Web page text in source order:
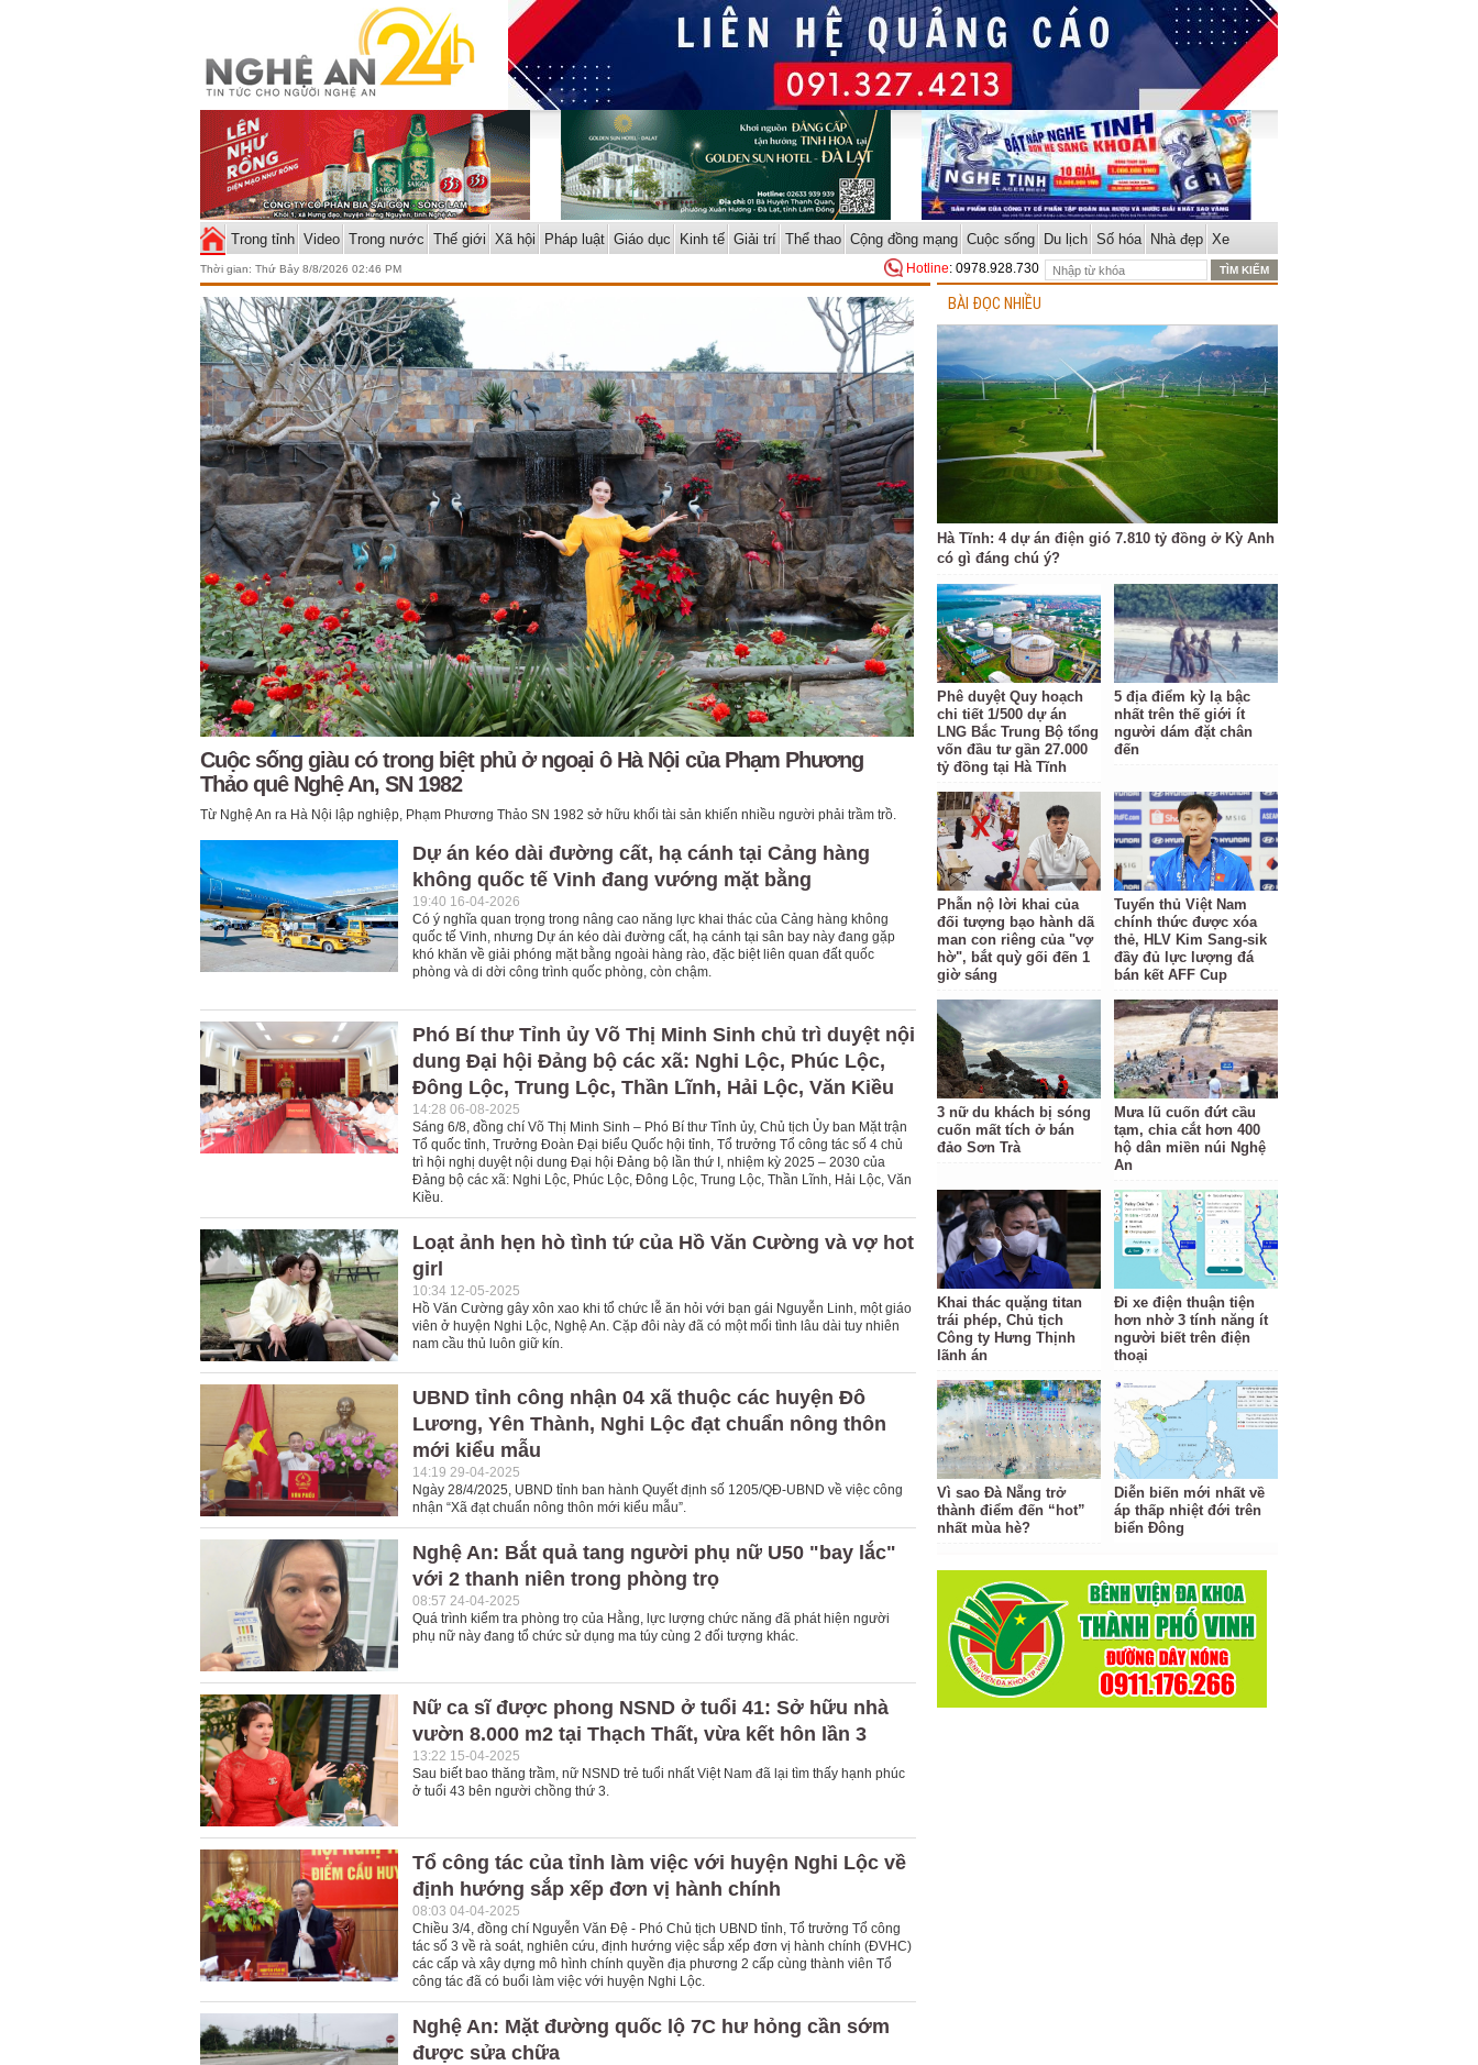
Trong tỉnh Video Trong nước Thế giới Xã hội Pháp luật Giáo dục Kinh tế Giải trí Thể thao Cộng đồng mạng Cuộc sống Du lịch Số hóa Nhà đẹp Xe
Thời gian: Thứ Bảy 8/8/2026 02:46 PM Hotline: 0978.928.730
Cuộc sống giàu có trong biệt phủ ở ngoại ô Hà Nội của Phạm Phương
Thảo quê Nghệ An, SN 1982
Từ Nghệ An ra Hà Nội lập nghiệp, Phạm Phương Thảo SN 1982 sở hữu khối tài sản khiến nhiều người phải trầm trồ.
Dự án kéo dài đường cất, hạ cánh tại Cảng hàng
không quốc tế Vinh đang vướng mặt bằng
19:40 16-04-2026
Có ý nghĩa quan trọng trong nâng cao năng lực khai thác của Cảng hàng không
quốc tế Vinh, nhưng Dự án kéo dài đường cất, hạ cánh tại sân bay này đang gặp
khó khăn về giải phóng mặt bằng ngoài hàng rào, đặc biệt liên quan đất quốc
phòng và di dời công trình quốc phòng, còn chậm.
Phó Bí thư Tỉnh ủy Võ Thị Minh Sinh chủ trì duyệt nội
dung Đại hội Đảng bộ các xã: Nghi Lộc, Phúc Lộc,
Đông Lộc, Trung Lộc, Thần Lĩnh, Hải Lộc, Văn Kiều
14:28 06-08-2025
Sáng 6/8, đồng chí Võ Thị Minh Sinh – Phó Bí thư Tỉnh ủy, Chủ tịch Ủy ban Mặt trận
Tổ quốc tỉnh, Trưởng Đoàn Đại biểu Quốc hội tỉnh, Tổ trưởng Tổ công tác số 4 chủ
trì hội nghị duyệt nội dung Đại hội Đảng bộ lần thứ I, nhiệm kỳ 2025 – 2030 của
Đảng bộ các xã: Nghi Lộc, Phúc Lộc, Đông Lộc, Trung Lộc, Thần Lĩnh, Hải Lộc, Văn
Kiều.
Loạt ảnh hẹn hò tình tứ của Hồ Văn Cường và vợ hot
girl
10:34 12-05-2025
Hồ Văn Cường gây xôn xao khi tổ chức lễ ăn hỏi với bạn gái Nguyễn Linh, một giáo
viên ở huyện Nghi Lộc, Nghệ An. Cặp đôi này đã có một mối tình lâu dài tuy nhiên
nam cầu thủ luôn giữ kín.
UBND tỉnh công nhận 04 xã thuộc các huyện Đô
Lương, Yên Thành, Nghi Lộc đạt chuẩn nông thôn
mới kiểu mẫu
14:19 29-04-2025
Ngày 28/4/2025, UBND tỉnh ban hành Quyết định số 1205/QĐ-UBND về việc công
nhận “Xã đạt chuẩn nông thôn mới kiểu mẫu”.
Nghệ An: Bắt quả tang người phụ nữ U50 "bay lắc"
với 2 thanh niên trong phòng trọ
08:57 24-04-2025
Quá trình kiểm tra phòng trọ của Hằng, lực lượng chức năng đã phát hiện người
phụ nữ này đang tổ chức sử dụng ma túy cùng 2 đối tượng khác.
Nữ ca sĩ được phong NSND ở tuổi 41: Sở hữu nhà
vườn 8.000 m2 tại Thạch Thất, vừa kết hôn lần 3
13:22 15-04-2025
Sau biết bao thăng trầm, nữ NSND trẻ tuổi nhất Việt Nam đã lại tìm thấy hạnh phúc
ở tuổi 43 bên người chồng thứ 3.
Tổ công tác của tỉnh làm việc với huyện Nghi Lộc về
định hướng sắp xếp đơn vị hành chính
08:03 04-04-2025
Chiều 3/4, đồng chí Nguyễn Văn Đệ - Phó Chủ tịch UBND tỉnh, Tổ trưởng Tổ công
tác số 3 về rà soát, nghiên cứu, định hướng việc sắp xếp đơn vị hành chính (ĐVHC)
các cấp và xây dựng mô hình chính quyền địa phương 2 cấp cùng thành viên Tổ
công tác đã có buổi làm việc với huyện Nghi Lộc.
Nghệ An: Mặt đường quốc lộ 7C hư hỏng cần sớm
được sửa chữa
BÀI ĐỌC NHIỀU
Hà Tĩnh: 4 dự án điện gió 7.810 tỷ đồng ở Kỳ Anh
có gì đáng chú ý?
Phê duyệt Quy hoạch
chi tiết 1/500 dự án
LNG Bắc Trung Bộ tổng
vốn đầu tư gần 27.000
tỷ đồng tại Hà Tĩnh
5 địa điểm kỳ lạ bậc
nhất trên thế giới ít
người dám đặt chân
đến
Phẫn nộ lời khai của
đối tượng bạo hành dã
man con riêng của "vợ
hờ", bắt quỳ gối đến 1
giờ sáng
Tuyển thủ Việt Nam
chính thức được xóa
thẻ, HLV Kim Sang-sik
đầy đủ lực lượng đá
bán kết AFF Cup
3 nữ du khách bị sóng
cuốn mất tích ở bán
đảo Sơn Trà
Mưa lũ cuốn đứt cầu
tạm, chia cắt hơn 400
hộ dân miền núi Nghệ
An
Khai thác quặng titan
trái phép, Chủ tịch
Công ty Hưng Thịnh
lãnh án
Đi xe điện thuận tiện
hơn nhờ 3 tính năng ít
người biết trên điện
thoại
Vì sao Đà Nẵng trở
thành điểm đến “hot”
nhất mùa hè?
Diễn biến mới nhất về
áp thấp nhiệt đới trên
biển Đông